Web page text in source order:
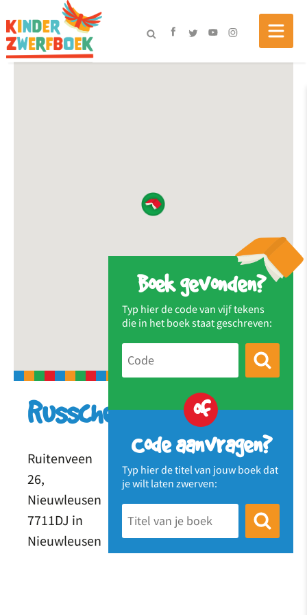
Boek gevonden?
Typ hier de code van vijf tekens
die in het boek staat geschreven:
of
Code aanvragen?
Typ hier de titel van jouw boek dat
je wilt laten zwerven:
Russcher26
Ruitenveen
26,
Nieuwleusen
7711DJ in
Nieuwleusen